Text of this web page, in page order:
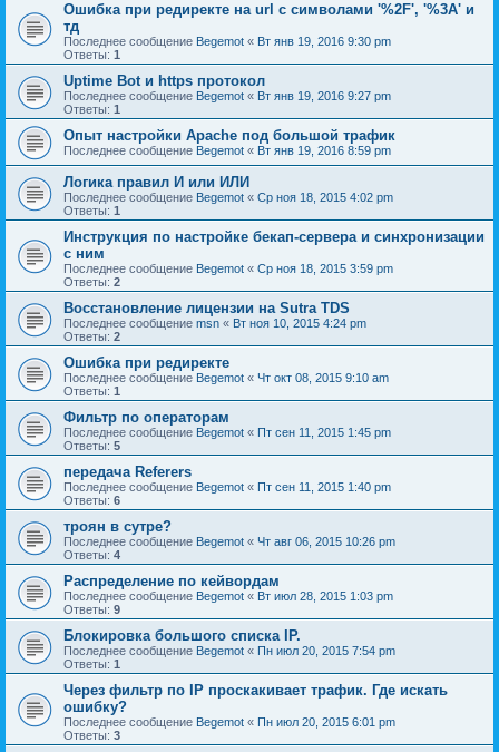
Ошибка при редиректе на url с символами '%2F', '%3А' и
тд
Последнее сообщение Begemot « Вт янв 19, 2016 9:30 pm
Ответы: 1
Uptime Bot и https протокол
Последнее сообщение Begemot « Вт янв 19, 2016 9:27 pm
Ответы: 1
Опыт настройки Apache под большой трафик
Последнее сообщение Begemot « Вт янв 19, 2016 8:59 pm
Логика правил И или ИЛИ
Последнее сообщение Begemot « Ср ноя 18, 2015 4:02 pm
Ответы: 1
Инструкция по настройке бекап-сервера и синхронизации
с ним
Последнее сообщение Begemot « Ср ноя 18, 2015 3:59 pm
Ответы: 2
Восстановление лицензии на Sutra TDS
Последнее сообщение msn « Вт ноя 10, 2015 4:24 pm
Ответы: 2
Ошибка при редиректе
Последнее сообщение Begemot « Чт окт 08, 2015 9:10 am
Ответы: 1
Фильтр по операторам
Последнее сообщение Begemot « Пт сен 11, 2015 1:45 pm
Ответы: 5
передача Referers
Последнее сообщение Begemot « Пт сен 11, 2015 1:40 pm
Ответы: 6
троян в сутре?
Последнее сообщение Begemot « Чт авг 06, 2015 10:26 pm
Ответы: 4
Распределение по кейвордам
Последнее сообщение Begemot « Вт июл 28, 2015 1:03 pm
Ответы: 9
Блокировка большого списка IP.
Последнее сообщение Begemot « Пн июл 20, 2015 7:54 pm
Ответы: 1
Через фильтр по IP проскакивает трафик. Где искать
ошибку?
Последнее сообщение Begemot « Пн июл 20, 2015 6:01 pm
Ответы: 3